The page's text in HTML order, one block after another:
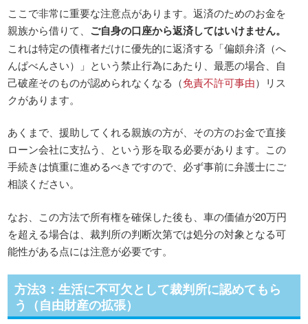
ここで非常に重要な注意点があります。返済のためのお金を
親族から借りて、 ご自身の口座から返済してはいけません。
これは特定の債権者だけに優先的に返済する「偏頗弁済（へ
んぱべんさい）」という禁止行為にあたり、最悪の場合、自
己破産そのものが認められなくなる（免責不許可事由）リス
クがあります。
あくまで、援助してくれる親族の方が、その方のお金で直接
ローン会社に支払う、という形を取る必要があります。この
手続きは慎重に進めるべきですので、必ず事前に弁護士にご
相談ください。
なお、この方法で所有権を確保した後も、車の価値が20万円
を超える場合は、裁判所の判断次第では処分の対象となる可
能性がある点には注意が必要です。
方法3：生活に不可欠として裁判所に認めてもら
う（自由財産の拡張）